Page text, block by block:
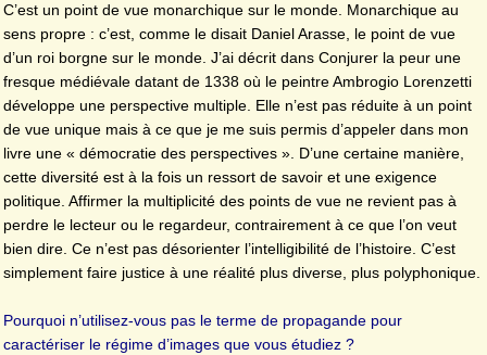
C’est un point de vue monarchique sur le monde. Monarchique au
sens propre : c’est, comme le disait Daniel Arasse, le point de vue
d’un roi borgne sur le monde. J’ai décrit dans Conjurer la peur une
fresque médiévale datant de 1338 où le peintre Ambrogio Lorenzetti
développe une perspective multiple. Elle n’est pas réduite à un point
de vue unique mais à ce que je me suis permis d’appeler dans mon
livre une « démocratie des perspectives ». D’une certaine manière,
cette diversité est à la fois un ressort de savoir et une exigence
politique. Affirmer la multiplicité des points de vue ne revient pas à
perdre le lecteur ou le regardeur, contrairement à ce que l’on veut
bien dire. Ce n’est pas désorienter l’intelligibilité de l’histoire. C’est
simplement faire justice à une réalité plus diverse, plus polyphonique.
Pourquoi n’utilisez-vous pas le terme de propagande pour
caractériser le régime d’images que vous étudiez ?